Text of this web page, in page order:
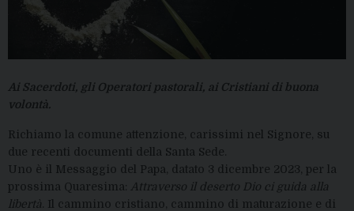
Ai Sacerdoti, gli Operatori pastorali, ai Cristiani di buona
volontà.
Richiamo la comune attenzione, carissimi nel Signore, su
due recenti documenti della Santa Sede.
Uno è il Messaggio del Papa, datato 3 dicembre 2023, per la
prossima Quaresima:
Attraverso il deserto Dio ci guida alla
libertà . Il cammino cristiano, cammino di maturazione e di